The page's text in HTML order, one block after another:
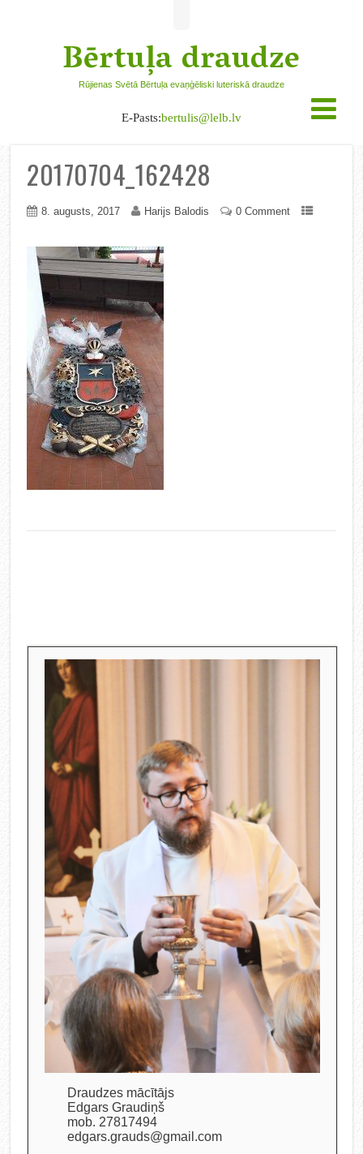
Bērtuļa draudze
Rūjienas Svētā Bērtuļa evaņģēliski luteriskā draudze
E-Pasts:bertulis@lelb.lv
20170704_162428
8. augusts, 2017 Harijs Balodis 0 Comment
Draudzes mācītājs
Edgars Graudiņš
mob. 27817494
edgars.grauds@gmail.com